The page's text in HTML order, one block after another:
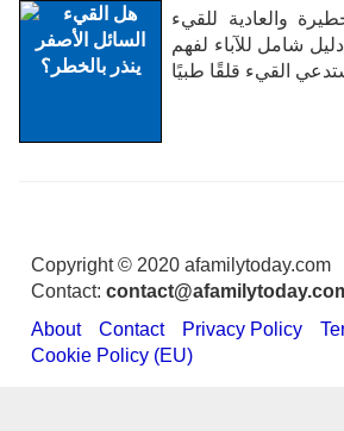
والعادية للقيء
شامل للآباء لفهم
القيء قلقًا طبيًا
Copyright © 2020 afamilytoday.com
Contact:
About
Contact Privacy Policy
Cookie Policy (EU)